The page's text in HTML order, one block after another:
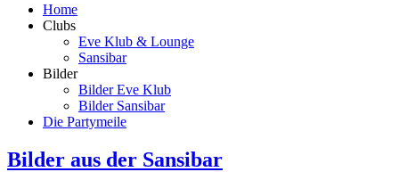
Home
Clubs
Eve Klub & Lounge
Sansibar
Bilder
Bilder Eve Klub
Bilder Sansibar
Die Partymeile
Bilder aus der Sansibar